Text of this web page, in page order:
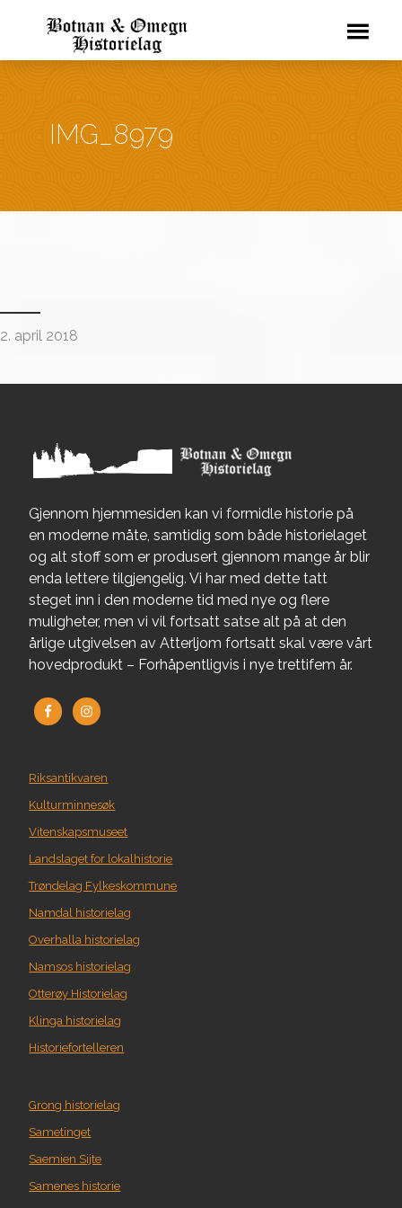
IMG_8979
2. april 2018
Gjennom hjemmesiden kan vi formidle historie på
en moderne måte, samtidig som både historielaget
og alt stoff som er produsert gjennom mange år blir
enda lettere tilgjengelig. Vi har med dette tatt
steget inn i den moderne tid med nye og flere
muligheter, men vi vil fortsatt satse alt på at den
årlige utgivelsen av Atterljom fortsatt skal være vårt
hovedprodukt – Forhåpentligvis i nye trettifem år.
Riksantikvaren
Kulturminnesøk
Vitenskapsmuseet
Landslaget for lokalhistorie
Trøndelag Fylkeskommune
Namdal historielag
Overhalla historielag
Namsos historielag
Otterøy Historielag
Klinga historielag
Historiefortelleren
Grong historielag
Sametinget
Saemien Sijte
Samenes historie